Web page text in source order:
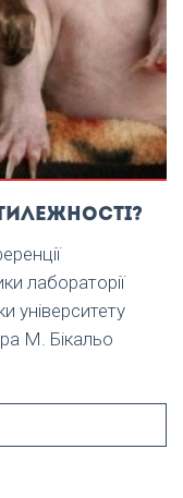
лабораторії
університету
М. Бікальо